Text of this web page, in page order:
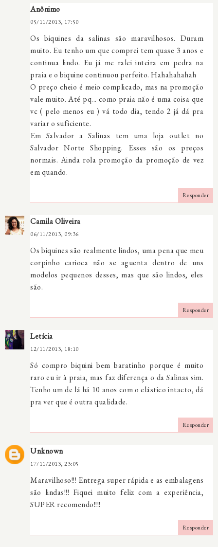
Anônimo
05/11/2013, 17:50
Os biquines da salinas são maravilhosos. Duram
muito. Eu tenho um que comprei tem quase 3 anos e
continua lindo. Eu já me ralei inteira em pedra na
praia e o biquine continuou perfeito. Hahahahahah
O preço cheio é meio complicado, mas na promoção
vale muito. Até pq... como praia não é uma coisa que
vc ( pelo menos eu ) vá todo dia, tendo 2 já dá pra
variar o suficiente.
Em Salvador a Salinas tem uma loja outlet no
Salvador Norte Shopping. Esses são os preços
normais. Ainda rola promoção da promoção de vez
em quando.
Responder
Camila Oliveira
06/11/2013, 09:36
Os biquines são realmente lindos, uma pena que meu
corpinho carioca não se aguenta dentro de uns
modelos pequenos desses, mas que são lindos, eles
são.
Responder
Letícia
12/11/2013, 18:10
Só compro biquini bem baratinho porque é muito
raro eu ir à praia, mas faz diferença o da Salinas sim.
Tenho um de lá há 10 anos com o elástico intacto, dá
pra ver que é outra qualidade.
Responder
Unknown
17/11/2013, 23:05
Maravilhoso!!! Entrega super rápida e as embalagens
são lindas!!! Fiquei muito feliz com a experiência,
SUPER recomendo!!!!
Responder